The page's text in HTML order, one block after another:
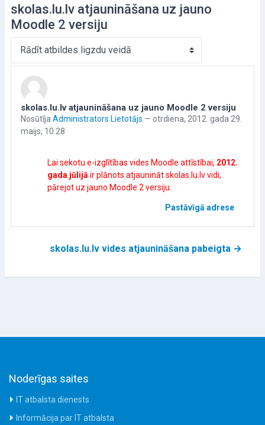
skolas.lu.lv atjaunināšana uz jauno
Moodle 2 versiju
skolas.lu.lv atjaunināšana uz jauno Moodle 2 versiju
Nosūtīja Administrators Lietotājs — otrdiena, 2012. gada 29.
maijs, 10:28
Atbilžu skaits: 0
Lai sekotu e-izglītības vides Moodle attīstībai, 2012.
gada jūlijā ir plānots atjaunināt skolas.lu.lv vidi,
pārejot uz jauno Moodle 2 versiju.
Pastāvīgā adrese
skolas.lu.lv vides atjaunināšana pabeigta →
Noderīgas saites
IT atbalsta dienests
Informācija par IT atbalsta